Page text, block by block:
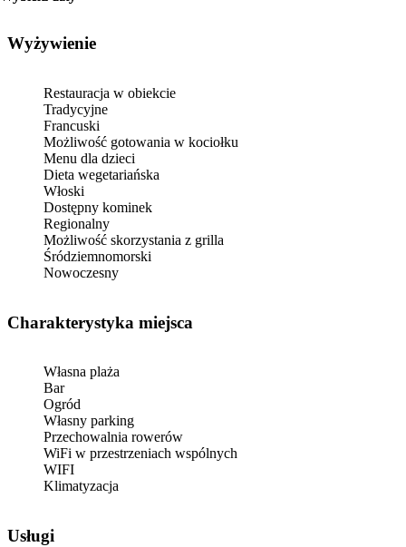
Wyżywienie
Restauracja w obiekcie
Tradycyjne
Francuski
Możliwość gotowania w kociołku
Menu dla dzieci
Dieta wegetariańska
Włoski
Dostępny kominek
Regionalny
Możliwość skorzystania z grilla
Śródziemnomorski
Nowoczesny
Charakterystyka miejsca
Własna plaża
Bar
Ogród
Własny parking
Przechowalnia rowerów
WiFi w przestrzeniach wspólnych
WIFI
Klimatyzacja
Usługi